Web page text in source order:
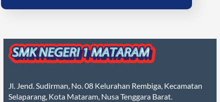
Jl. Jend. Sudirman, No. 08 Kelurahan Rembiga, Kecamatan
Selaparang, Kota Mataram, Nusa Tenggara Barat.